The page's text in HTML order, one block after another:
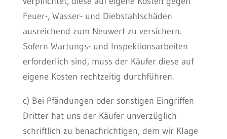
Feuer-, Wasser- und Diebstahlschäden
ausreichend zum Neuwert zu versichern.
Sofern Wartungs- und Inspektionsarbeiten
erforderlich sind, muss der Käufer diese auf
eigene Kosten rechtzeitig durchführen.
c) Bei Pfändungen oder sonstigen Eingriffen
Dritter hat uns der Käufer unverzüglich
schriftlich zu benachrichtigen, dem wir Klage